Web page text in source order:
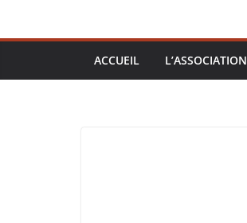
ACCUEIL L’ASSOCIATION